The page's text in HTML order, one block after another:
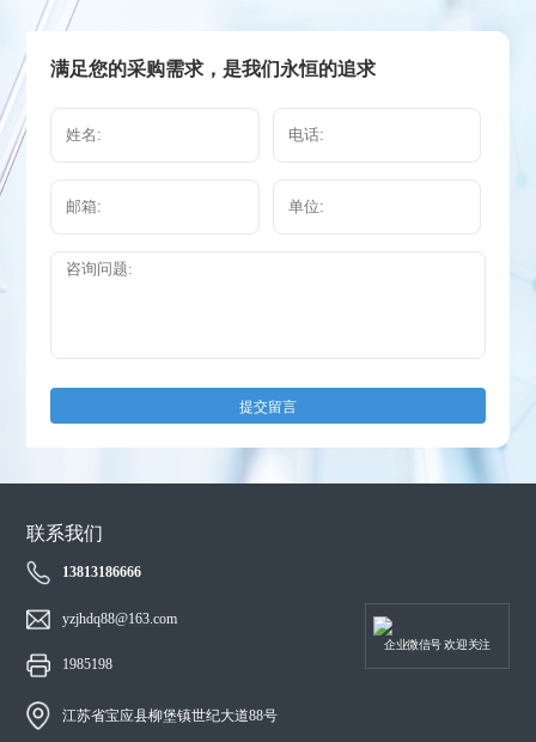
满足您的采购需求，是我们永恒的追求
提交留言
联系我们
13813186666
yzjhdq88@163.com
1985198
江苏省宝应县柳堡镇世纪大道88号
企业微信号 欢迎关注